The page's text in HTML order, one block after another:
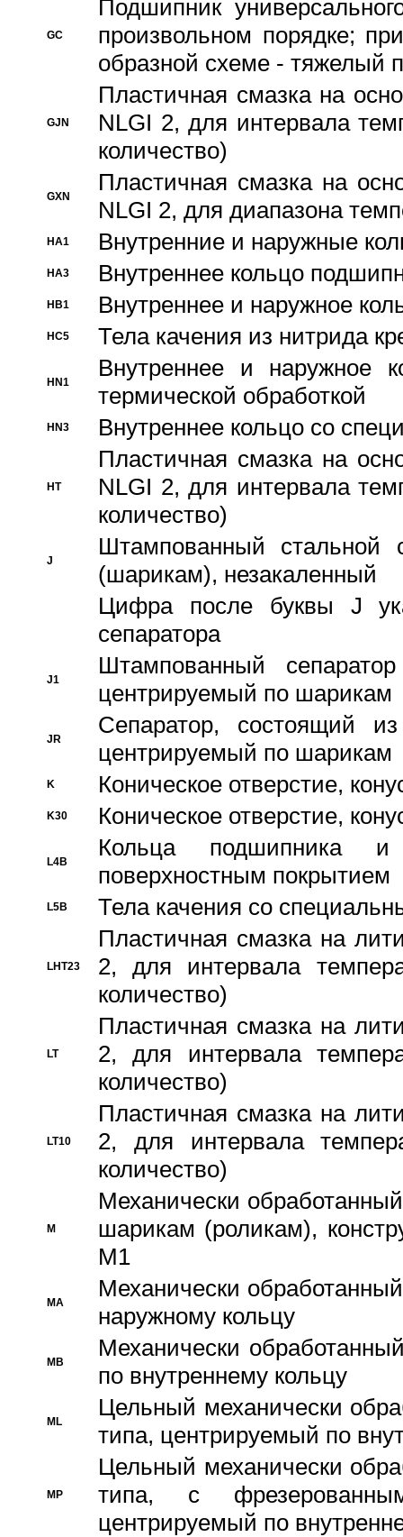
GC
Подшипник
произвольном порядке;
образной схеме - тяжелый
GJN
Пластичная смазка на
NLGI 2, для интервала
количество)
GXN
Пластичная смазка на
NLGI 2, для диапазона
HA1 Внутренние и наружные
HA3 Bнутреннее кольцо
HB1 Bнутреннее и наружное
HC5 Тела качения из нитрида
HN1
Bнутреннее и наружное
термической обработкой
HN3 Внутреннее кольцо со
HT
Пластичная смазка на
NLGI 2, для интервала
количество)
J
Штампованный стальной
(шарикам), незакаленный
Цифра после буквы J
сепаратора
J1
Штампованный
центрируемый по шарикам
JR
Сепаратор, состоящий
центрируемый по шарикам
K Коническое отверстие,
K30 Коническое отверстие,
L4B
Кольца подшипника
поверхностным покрытием
L5B Тела качения со
LHT23
Пластичная смазка на
2, для интервала
количество)
LT
Пластичная смазка на
2, для интервала
количество)
LT10
Пластичная смазка на
2, для интервала
количество)
M
Механически
шарикам (роликам),
M1
MA
Механически
наружному кольцу
MB
Механически
по внутреннему кольцу
ML
Цельный механически
типа, центрируемый по
MP
Цельный механически
типа, с
центрируемый по